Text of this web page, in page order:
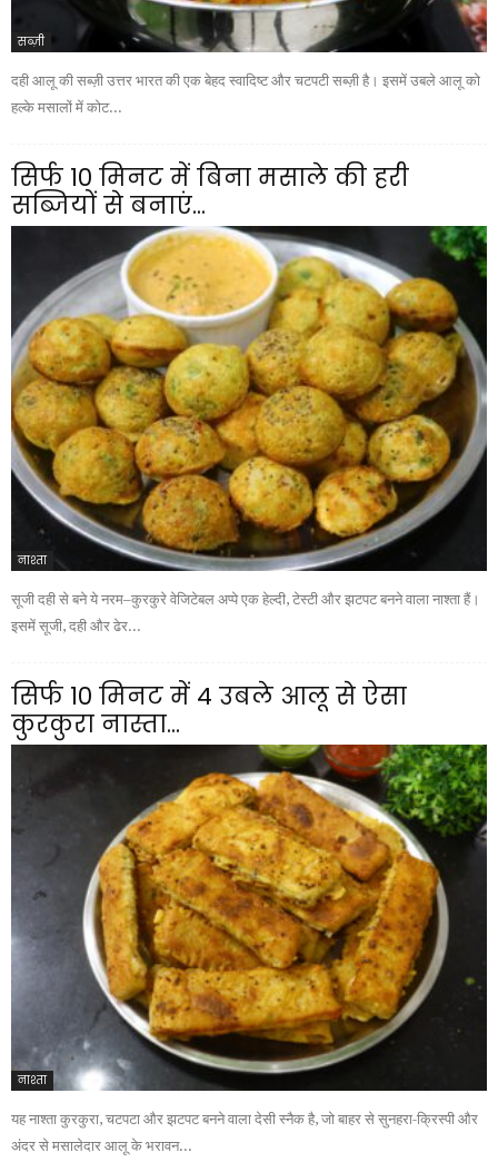
सब्ज़ी
दही आलू की सब्ज़ी उत्तर भारत की एक बेहद स्वादिष्ट और चटपटी सब्ज़ी है। इसमें उबले आलू को
हल्के मसालों में कोट...
सिर्फ 10 मिनट में बिना मसाले की हरी
सब्जियों से बनाएं...
नाश्ता
सूजी दही से बने ये नरम–कुरकुरे वेजिटेबल अप्पे एक हेल्दी, टेस्टी और झटपट बनने वाला नाश्ता हैं।
इसमें सूजी, दही और ढेर...
सिर्फ 10 मिनट में 4 उबले आलू से ऐसा
कुरकुरा नास्ता...
नाश्ता
यह नाश्ता कुरकुरा, चटपटा और झटपट बनने वाला देसी स्नैक है, जो बाहर से सुनहरा-क्रिस्पी और
अंदर से मसालेदार आलू के भरावन...